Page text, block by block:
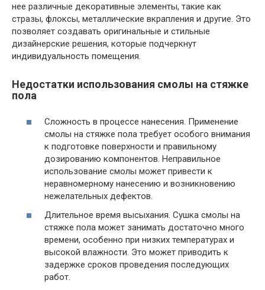
нее различные декоративные элементы, такие как
стразы, флоксы, металлические вкрапления и другие. Это
позволяет создавать оригинальные и стильные
дизайнерские решения, которые подчеркнут
индивидуальность помещения.
Недостатки использования смолы на стяжке
пола
Сложность в процессе нанесения. Применение
смолы на стяжке пола требует особого внимания
к подготовке поверхности и правильному
дозированию компонентов. Неправильное
использование смолы может привести к
неравномерному нанесению и возникновению
нежелательных дефектов.
Длительное время высыхания. Сушка смолы на
стяжке пола может занимать достаточно много
времени, особенно при низких температурах и
высокой влажности. Это может приводить к
задержке сроков проведения последующих
работ.